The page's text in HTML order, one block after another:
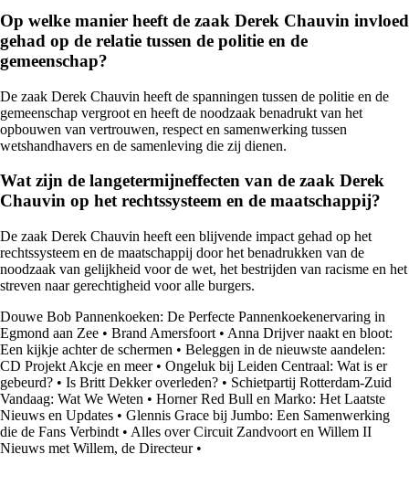
Op welke manier heeft de zaak Derek Chauvin invloed
gehad op de relatie tussen de politie en de
gemeenschap?
De zaak Derek Chauvin heeft de spanningen tussen de politie en de
gemeenschap vergroot en heeft de noodzaak benadrukt van het
opbouwen van vertrouwen, respect en samenwerking tussen
wetshandhavers en de samenleving die zij dienen.
Wat zijn de langetermijneffecten van de zaak Derek
Chauvin op het rechtssysteem en de maatschappij?
De zaak Derek Chauvin heeft een blijvende impact gehad op het
rechtssysteem en de maatschappij door het benadrukken van de
noodzaak van gelijkheid voor de wet, het bestrijden van racisme en het
streven naar gerechtigheid voor alle burgers.
Douwe Bob Pannenkoeken: De Perfecte Pannenkoekenervaring in
Egmond aan Zee • Brand Amersfoort • Anna Drijver naakt en bloot:
Een kijkje achter de schermen • Beleggen in de nieuwste aandelen:
CD Projekt Akcje en meer• Ongeluk bij Leiden Centraal: Wat is er
gebeurd? • Is Britt Dekker overleden? • Schietpartij Rotterdam-Zuid
Vandaag: Wat We Weten • Horner Red Bull en Marko: Het Laatste
Nieuws en Updates • Glennis Grace bij Jumbo: Een Samenwerking
die de Fans Verbindt • Alles over Circuit Zandvoort en Willem II
Nieuws met Willem, de Directeur•